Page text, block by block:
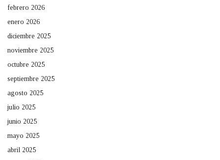
febrero 2026
enero 2026
diciembre 2025
noviembre 2025
octubre 2025
septiembre 2025
agosto 2025
julio 2025
junio 2025
mayo 2025
abril 2025